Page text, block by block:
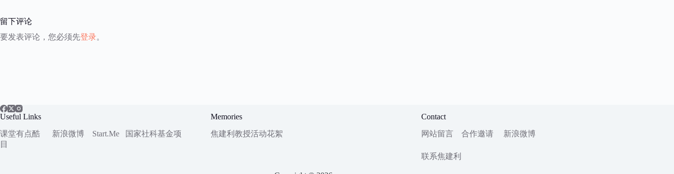
留下评论
要发表评论，您必须先登录。
Useful Links
课堂有点酷
新浪微博 Start.Me 国家社科基金项
目
Memories
焦建利教授活动花絮
Contact
网站留言
合作邀请 新浪微博
联系焦建利